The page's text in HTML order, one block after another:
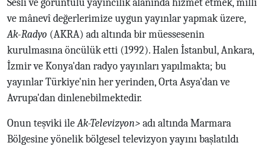
ve mânevî değerlerimize uygun yayınlar yapmak üzere,
Ak-Radyo (AKRA) adı altında bir müessesenin
kurulmasına öncülük etti (1992). Halen İstanbul, Ankara,
İzmir ve Konya'dan radyo yayınları yapılmakta; bu
yayınlar Türkiye'nin her yerinden, Orta Asya'dan ve
Avrupa'dan dinlenebilmektedir.
Onun teşviki ileAk-Televizyon>adı altında Marmara
Bölgesine yönelik bölgesel televizyon yayını başlatıldı